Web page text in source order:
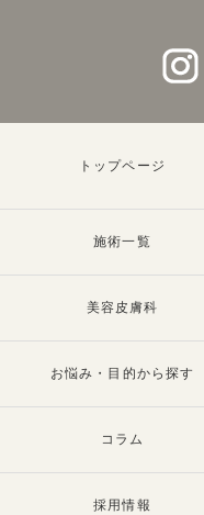
トップページ
施術一覧
美容皮膚科
お悩み・目的から探す
コラム
採用情報